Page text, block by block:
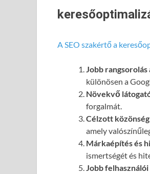
A SEO szakértő a
Jobb
különösen a
Növekvő
forgalmát.
Célzott
amely
Márkaépítés és
ismertségét és
Jobb